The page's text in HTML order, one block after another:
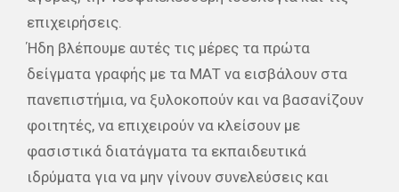
επιχειρήσεις.
Ήδη βλέπουμε αυτές τις μέρες τα πρώτα
δείγματα γραφής με τα ΜΑΤ να εισβάλουν στα
πανεπιστήμια, να ξυλοκοπούν και να βασανίζουν
φοιτητές, να επιχειρούν να κλείσουν με
φασιστικά διατάγματα τα εκπαιδευτικά
ιδρύματα για να μην γίνουν συνελεύσεις και